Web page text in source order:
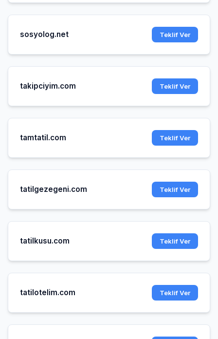
sosyolog.net Teklif Ver
takipciyim.com Teklif Ver
tamtatil.com Teklif Ver
tatilgezegeni.com Teklif Ver
tatilkusu.com Teklif Ver
tatilotelim.com Teklif Ver